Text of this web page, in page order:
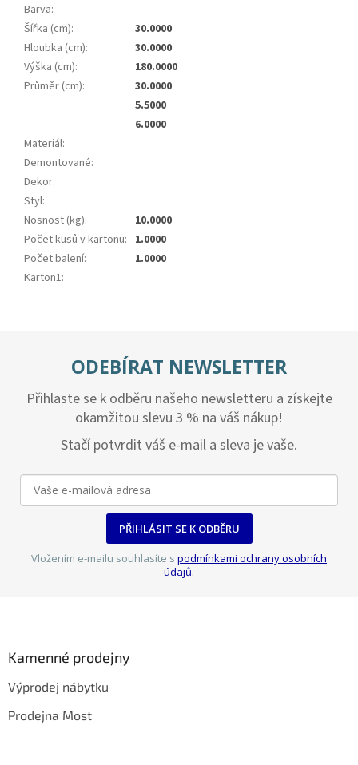
Barva:
Šířka (cm):
30.0000
Hloubka (cm):
30.0000
Výška (cm):
180.0000
Průměr (cm):
30.0000
5.5000
6.0000
Materiál:
Demontované:
Dekor:
Styl:
Nosnost (kg):
10.0000
Počet kusů v kartonu: 1.0000
Počet balení:
1.0000
Karton1:
ODEBÍRAT NEWSLETTER
Přihlaste se k odběru našeho newsletteru a získejte
okamžitou slevu 3 % na váš nákup!
Stačí potvrdit váš e-mail a sleva je vaše.
PŘIHLÁSIT SE K ODBĚRU
Vložením e-mailu souhlasíte s podmínkami ochrany osobních
údajů.
Kamenné prodejny
Výprodej nábytku
Prodejna Most